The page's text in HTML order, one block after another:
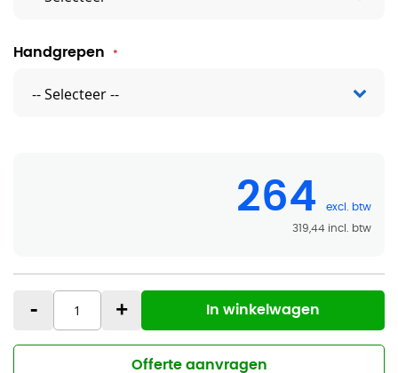
Handgrepen
264
319,44
- + In winkelwagen
Offerte aanvragen